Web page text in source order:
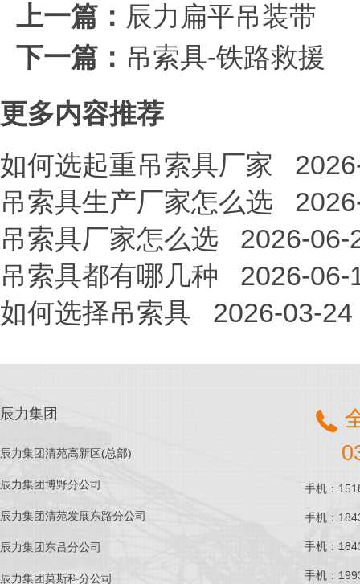
上一篇： 辰力扁平吊装带
下一篇： 吊索具-铁路救援
更多内容推荐
如何选起重吊索具厂家
吊索具生产厂家怎么选
吊索具厂家怎么选
2026-06-
吊索具都有哪几种
2026-06-
如何选择吊索具
2026-03-24
辰力集团
辰力集团清苑高新区(总部)
辰力集团博野分公司
辰力集团清苑发展东路分公司
辰力集团东吕分公司
辰力集团莫斯科分公司
手机：
手机：
手机：
手机：